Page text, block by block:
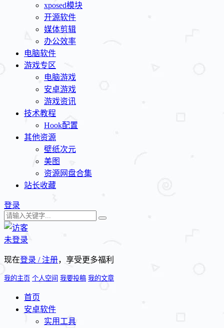
xposed模块
开源软件
媒体剪辑
办公效率
电脑软件
游戏专区
电脑游戏
安卓游戏
游戏资讯
技术教程
Hook配置
其他资源
壁纸次元
美图
资源网盘合集
站长收藏
登录
未登录
现在登录 / 注册，享受更多福利
我的主页 个人空间 我要投稿 我的文章
首页
安卓软件
实用工具